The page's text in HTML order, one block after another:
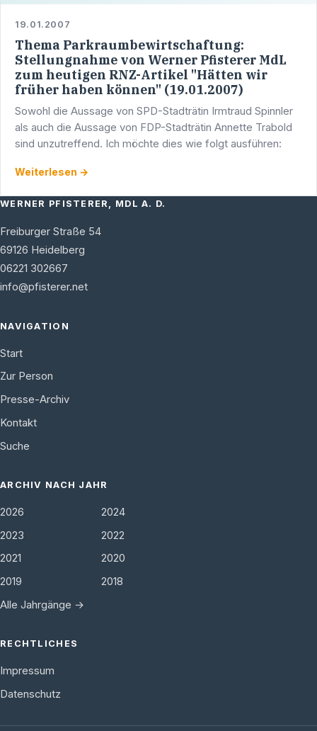
19.01.2007
Thema Parkraumbewirtschaftung:
Stellungnahme von Werner Pfisterer MdL
zum heutigen RNZ-Artikel "Hätten wir
früher haben können" (19.01.2007)
Sowohl die Aussage von SPD-Stadträtin Irmtraud Spinnler
als auch die Aussage von FDP-Stadträtin Annette Trabold
sind unzutreffend. Ich möchte dies wie folgt ausführen:
Weiterlesen →
WERNER PFISTERER, MDL A. D.
Freiburger Straße 54
69126 Heidelberg
06221 302667
info@pfisterer.net
NAVIGATION
Start
Zur Person
Presse-Archiv
Kontakt
Suche
ARCHIV NACH JAHR
2026
2024
2023
2022
2021
2020
2019
2018
Alle Jahrgänge →
RECHTLICHES
Impressum
Datenschutz